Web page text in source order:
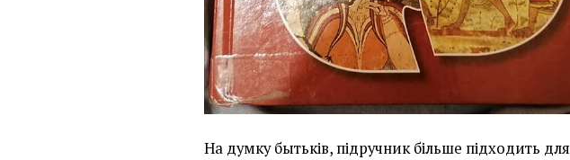
На думку бытьків, підручник більше підходить для